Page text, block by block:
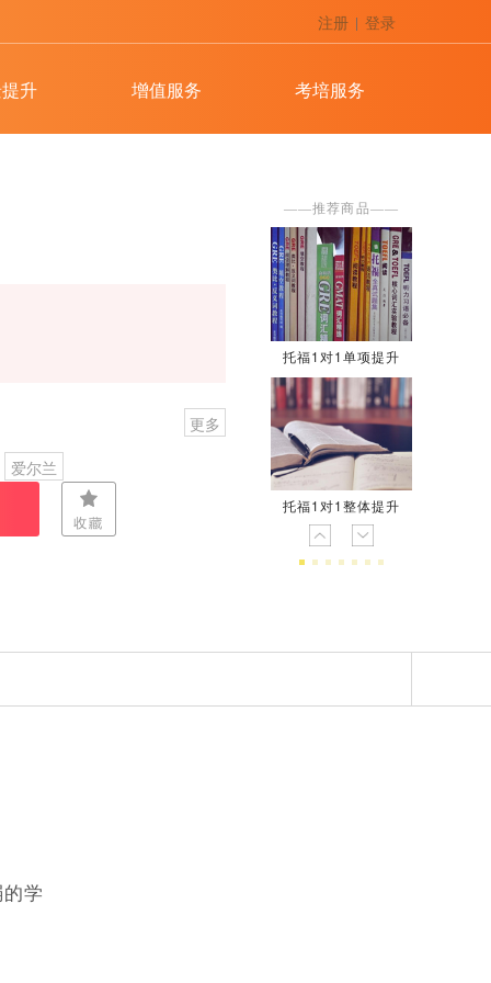
注册 | 登录
升 增值服务 考培服务
爱尔兰
西班牙
塞浦路斯
更多
——推荐商品——
托福自适应课程
托福1对1单项提升
托福1对1整体提升
托福班型加强类课程
学